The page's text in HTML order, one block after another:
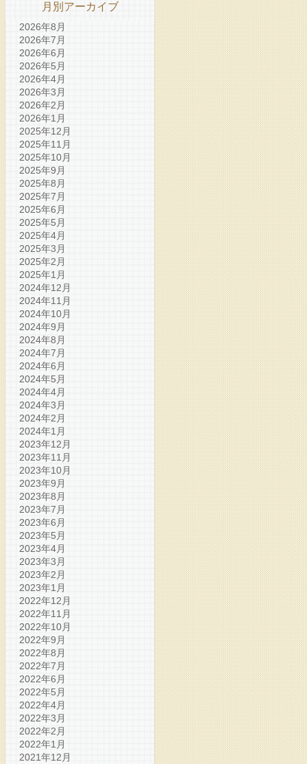
月別アーカイブ
2026年8月
2026年7月
2026年6月
2026年5月
2026年4月
2026年3月
2026年2月
2026年1月
2025年12月
2025年11月
2025年10月
2025年9月
2025年8月
2025年7月
2025年6月
2025年5月
2025年4月
2025年3月
2025年2月
2025年1月
2024年12月
2024年11月
2024年10月
2024年9月
2024年8月
2024年7月
2024年6月
2024年5月
2024年4月
2024年3月
2024年2月
2024年1月
2023年12月
2023年11月
2023年10月
2023年9月
2023年8月
2023年7月
2023年6月
2023年5月
2023年4月
2023年3月
2023年2月
2023年1月
2022年12月
2022年11月
2022年10月
2022年9月
2022年8月
2022年7月
2022年6月
2022年5月
2022年4月
2022年3月
2022年2月
2022年1月
2021年12月